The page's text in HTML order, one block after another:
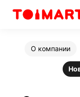
О компании